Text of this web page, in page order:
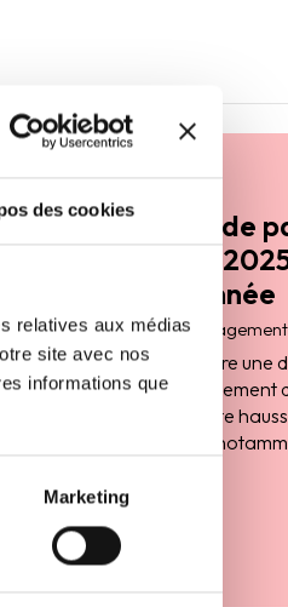
des cookies
relatives aux médias
site avec nos
informations que
Marketing
de
des entreprises :
pas une bonne année
janvier 2026 Risk management
2024, 2025 enregistre une
comportements de paiement
en France, sur fond de forte
disparitions d'entreprises,